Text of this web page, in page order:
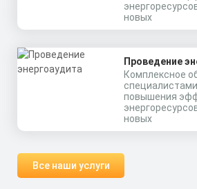
новых
Проведение
Комплексное
повышения
новых
Все наши услуги